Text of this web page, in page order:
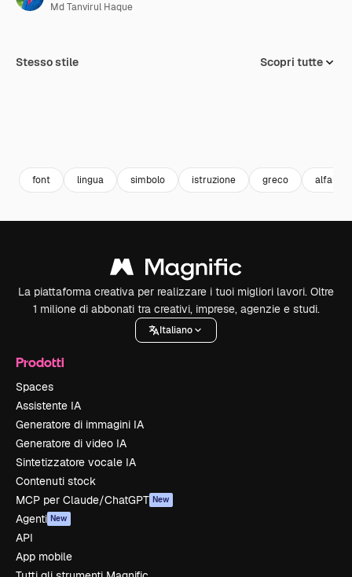
Md Tanvirul Haque
Stesso stile Scopri tutte
font lingua simbolo istruzione greco alfabeto
La piattaforma creativa per realizzare i tuoi migliori lavori. Oltre
1 milione di abbonati tra creativi, imprese, agenzie e studi.
Italiano
Prodotti
Spaces
Assistente IA
Generatore di immagini IA
Generatore di video IA
Sintetizzatore vocale IA
Contenuti stock
MCP per Claude/ChatGPT New
Agenti New
API
App mobile